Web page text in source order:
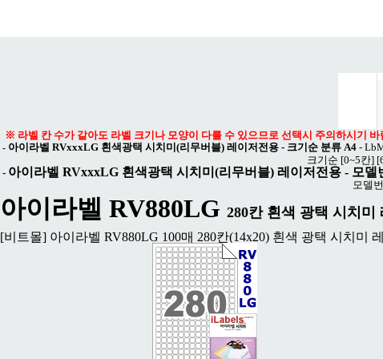
※ 라벨 칸 수가 같아도 라벨 크기나 모양이 다를 수 있으므로 선택시 주의하시기 바
- 아이라벨 RVxxxLG 흰색광택 시치미(리무버블) 레이저전용 - 크기순 분류 A4 -
크기순 [0~5칸]
- 아이라벨 RVxxxLG 흰색광택 시치미(리무버블) 레이저전용 - 모델
모델
아이라벨 RV880LG 280칸 흰색 광택 시치미
[비트몰] 아이라벨 RV880LG 100매 280칸(14x20) 흰색 광택 시치미